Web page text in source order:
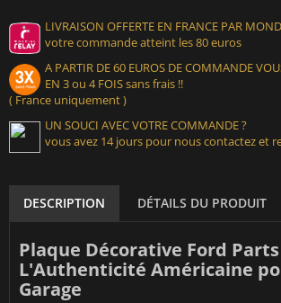
LIVRAISON OFFERTE EN FRANCE PAR
votre commande atteint les 80 euros
A PARTIR DE 60 EUROS DE COMMANDE
EN 3 ou 4 FOIS sans frais !!
( France uniquement )
UN SOUCI AVEC VOTRE COMMANDE ?
vous avez 14 jours pour nous contactez et
DESCRIPTION DÉTAILS DU PRODUIT
Plaque Décorative Ford
L'Authenticité Américaine
Garage